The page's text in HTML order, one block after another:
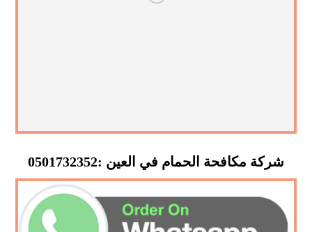
شركة مكافحة الحمام في العين :0501732352